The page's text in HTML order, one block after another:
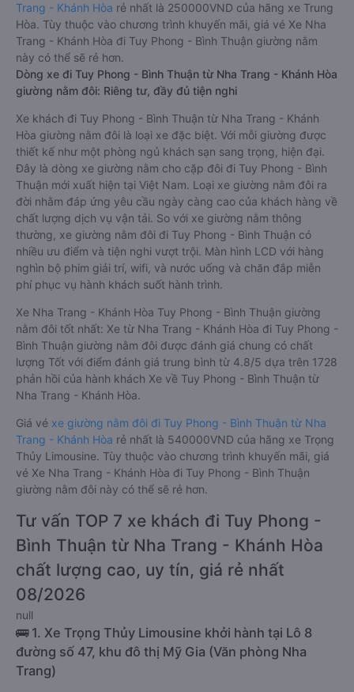
Trang - Khánh Hòa rẻ nhất là 250000VND của hãng xe Trung
Hòa. Tùy thuộc vào chương trình khuyến mãi, giá vé Xe Nha
Trang - Khánh Hòa đi Tuy Phong - Bình Thuận giường nằm
này có thể sẽ rẻ hơn.
Dòng xe đi Tuy Phong - Bình Thuận từ Nha Trang - Khánh Hòa
giường nằm đôi: Riêng tư, đầy đủ tiện nghi
Xe khách đi Tuy Phong - Bình Thuận từ Nha Trang - Khánh
Hòa giường nằm đôi là loại xe đặc biệt. Với mỗi giường được
thiết kế như một phòng ngủ khách sạn sang trọng, hiện đại.
Đây là dòng xe giường nằm cho cặp đôi đi Tuy Phong - Bình
Thuận mới xuất hiện tại Việt Nam. Loại xe giường nằm đôi ra
đời nhằm đáp ứng yêu cầu ngày càng cao của khách hàng về
chất lượng dịch vụ vận tải. So với xe giường nằm thông
thường, xe giường nằm đôi đi Tuy Phong - Bình Thuận có
nhiều ưu điểm và tiện nghi vượt trội. Màn hình LCD với hàng
nghìn bộ phim giải trí, wifi, và nước uống và chăn đắp miễn
phí phục vụ hành khách suốt hành trình.
Xe Nha Trang - Khánh Hòa Tuy Phong - Bình Thuận giường
nằm đôi tốt nhất: Xe từ Nha Trang - Khánh Hòa đi Tuy Phong -
Bình Thuận giường nằm đôi được đánh giá chung có chất
lượng Tốt với điểm đánh giá trung bình từ 4.8/5 dựa trên 1728
phản hồi của hành khách Xe về Tuy Phong - Bình Thuận từ
Nha Trang - Khánh Hòa.
Giá vé xe giường nằm đôi đi Tuy Phong - Bình Thuận từ Nha
Trang - Khánh Hòa rẻ nhất là 540000VND của hãng xe Trọng
Thủy Limousine. Tùy thuộc vào chương trình khuyến mãi, giá
vé Xe Nha Trang - Khánh Hòa đi Tuy Phong - Bình Thuận
giường nằm đôi này có thể sẽ rẻ hơn.
Tư vấn TOP 7 xe khách đi Tuy Phong -
Bình Thuận từ Nha Trang - Khánh Hòa
chất lượng cao, uy tín, giá rẻ nhất
08/2026
null
🚌 1. Xe Trọng Thủy Limousine khởi hành tại Lô 8
đường số 47, khu đô thị Mỹ Gia (Văn phòng Nha
Trang)